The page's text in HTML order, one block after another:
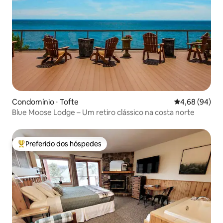
Condomínio ⋅ Tofte 4,68 de uma
4,68 (94)
Blue Moose Lodge – Um retiro clássico na costa norte
Entre os melhores preferidos dos hóspedes
Preferido dos hóspedes